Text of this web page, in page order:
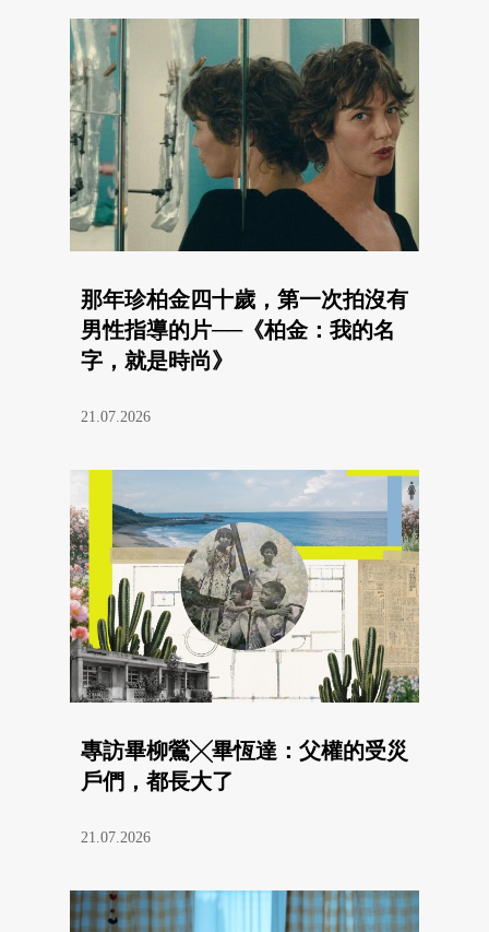
那年珍柏金四十歲，第一次拍沒有
男性指導的片──《柏金：我的名
字，就是時尚》
21.07.2026
專訪畢柳鶯╳畢恆達：父權的受災
戶們，都長大了
21.07.2026